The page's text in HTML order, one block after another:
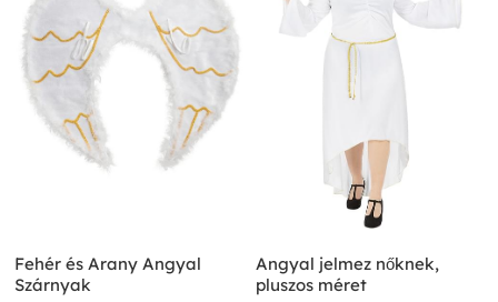
Fehér és Arany Angyal
Szárnyak
Angyal jelmez nőknek,
pluszos méret